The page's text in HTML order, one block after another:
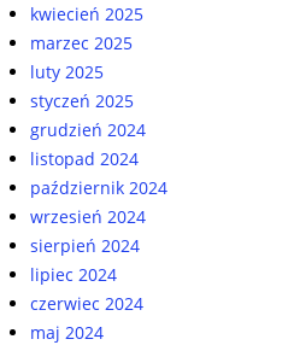
kwiecień 2025
marzec 2025
luty 2025
styczeń 2025
grudzień 2024
listopad 2024
październik 2024
wrzesień 2024
sierpień 2024
lipiec 2024
czerwiec 2024
maj 2024